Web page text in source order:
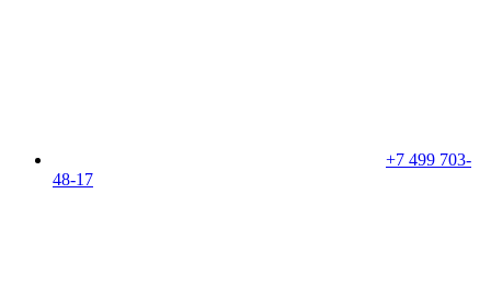
+7 499 703-
48-17